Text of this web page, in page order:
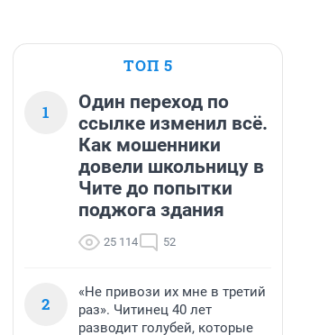
ТОП 5
1
Один переход по
ссылке изменил всё.
Как мошенники
довели школьницу в
Чите до попытки
поджога здания
25 114 52
2
«Не привози их мне в третий
раз». Читинец 40 лет
разводит голубей, которые